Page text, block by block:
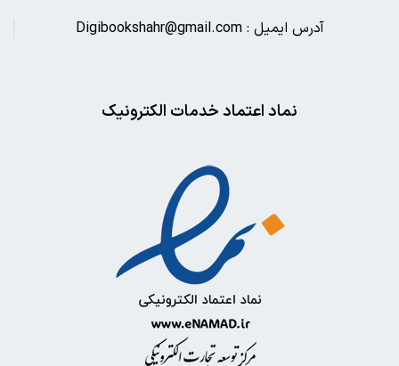
آدرس ایمیل : Digibookshahr@gmail.com
نماد اعتماد خدمات الکترونیک